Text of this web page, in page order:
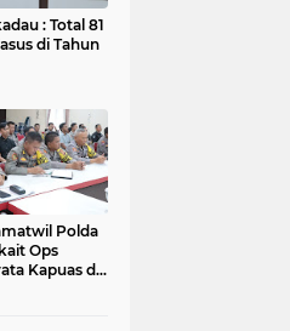
: Total 81
di Tahun
Polda
Ops
Kapuas di